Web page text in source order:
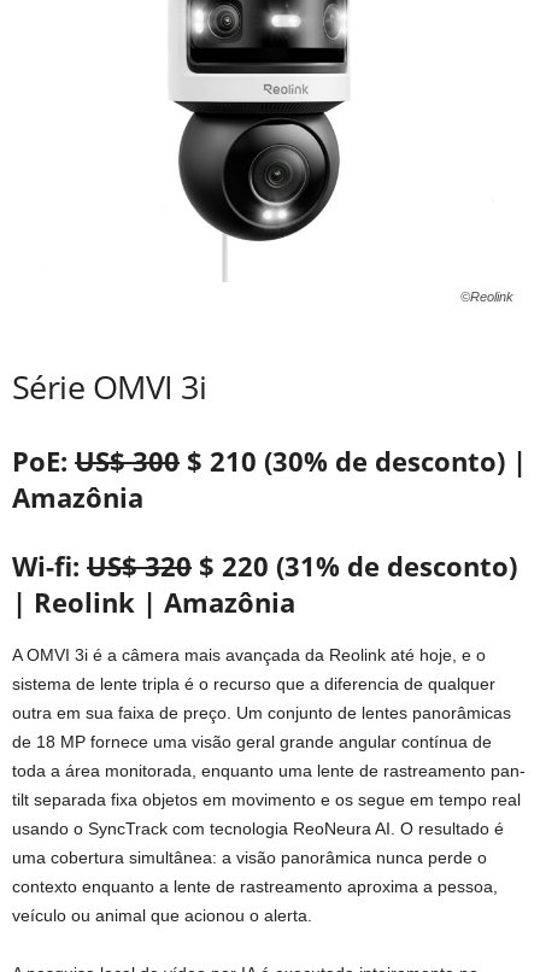
©Reolink
Série OMVI 3i
PoE: US$ 300 $ 210 (30% de desconto) |
Amazônia
Wi-fi: US$ 320 $ 220 (31% de desconto)
| Reolink | Amazônia
A OMVI 3i é a câmera mais avançada da Reolink até hoje, e o
sistema de lente tripla é o recurso que a diferencia de qualquer
outra em sua faixa de preço. Um conjunto de lentes panorâmicas
de 18 MP fornece uma visão geral grande angular contínua de
toda a área monitorada, enquanto uma lente de rastreamento pan-
tilt separada fixa objetos em movimento e os segue em tempo real
usando o SyncTrack com tecnologia ReoNeura AI. O resultado é
uma cobertura simultânea: a visão panorâmica nunca perde o
contexto enquanto a lente de rastreamento aproxima a pessoa,
veículo ou animal que acionou o alerta.